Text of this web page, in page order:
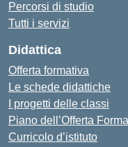
Percorsi di studio
Tutti i servizi
Didattica
Offerta formativa
Le schede didattiche
I progetti delle classi
Piano dell’Offerta
Curricolo d’istituto